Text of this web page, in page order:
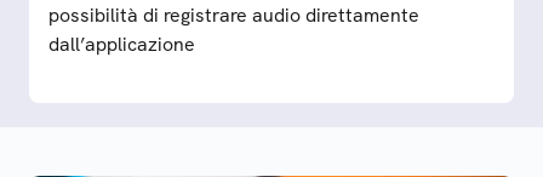
possibilità di registrare audio direttamente
dall’applicazione